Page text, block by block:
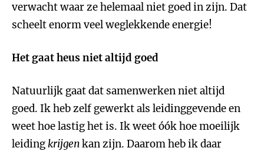
verwacht waar ze helemaal niet goed in zijn. Dat
scheelt enorm veel weglekkende energie!
Het gaat heus niet altijd goed
Natuurlijk gaat dat samenwerken niet altijd
goed. Ik heb zelf gewerkt als leidinggevende en
weet hoe lastig het is. Ik weet óók hoe moeilijk
leidingkrijgenkan zijn. Daarom heb ik daar